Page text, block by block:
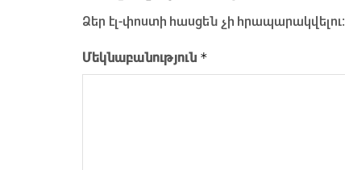
Ձեր էլ-փոստի հասցեն չի հրապարակվելու։
Մեկնաբանություն *